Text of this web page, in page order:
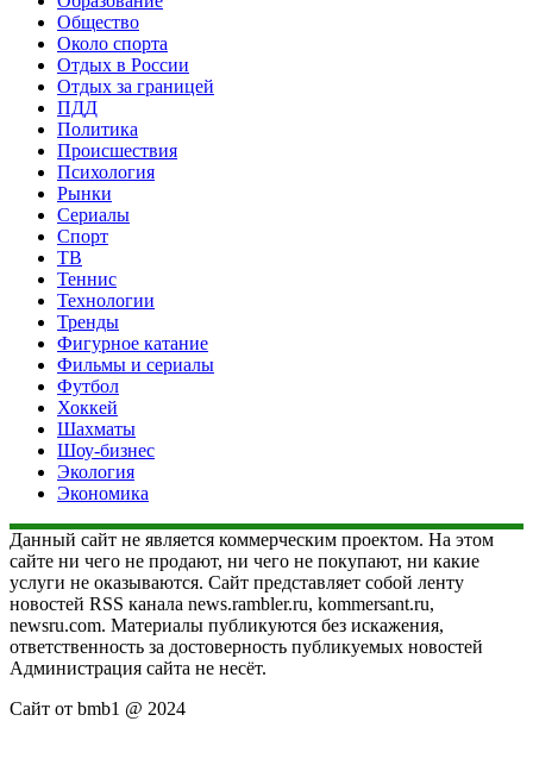
Общество
Около спорта
Отдых в России
Отдых за границей
ПДД
Политика
Происшествия
Психология
Рынки
Сериалы
Спорт
ТВ
Теннис
Технологии
Тренды
Фигурное катание
Фильмы и сериалы
Футбол
Хоккей
Шахматы
Шоу-бизнес
Экология
Экономика
Данный сайт не является коммерческим проектом. На этом
сайте ни чего не продают, ни чего не покупают, ни какие
услуги не оказываются. Сайт представляет собой ленту
новостей RSS канала news.rambler.ru, kommersant.ru,
newsru.com. Материалы публикуются без искажения,
ответственность за достоверность публикуемых новостей
Администрация сайта не несёт.
Сайт от bmb1 @ 2024